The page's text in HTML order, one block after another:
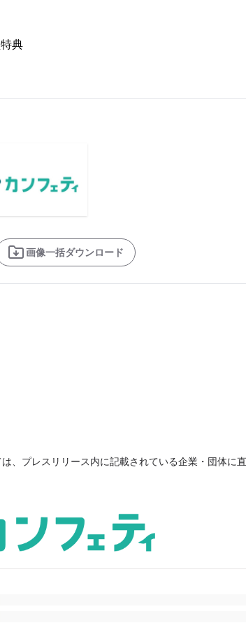
典
画像一括ダウンロード
、プレスリリース内に記載されている企業・団体に直